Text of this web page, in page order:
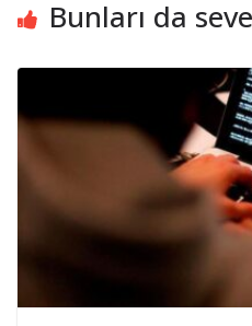
Bunları da